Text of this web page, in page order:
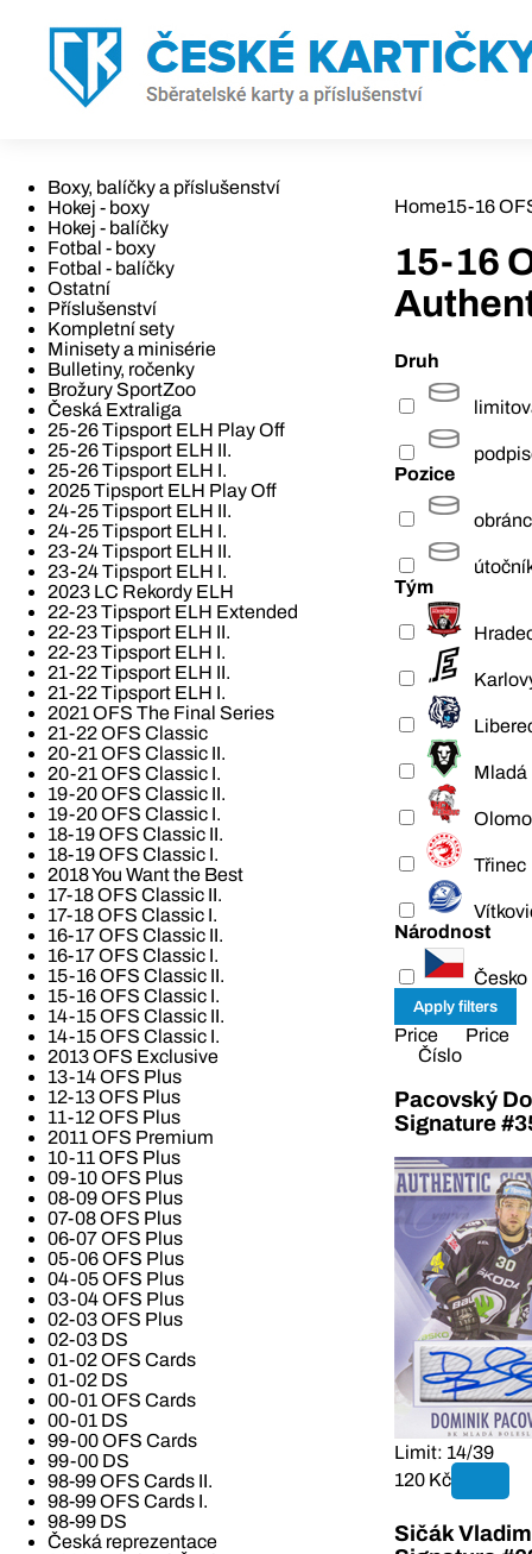
Boxy, balíčky a příslušenství
Hokej - boxy
Hokej - balíčky
Fotbal - boxy
Fotbal - balíčky
Ostatní
Příslušenství
Kompletní sety
Minisety a minisérie
Bulletiny, ročenky
Brožury SportZoo
Česká Extraliga
25-26 Tipsport ELH Play Off
25-26 Tipsport ELH II.
25-26 Tipsport ELH I.
2025 Tipsport ELH Play Off
24-25 Tipsport ELH II.
24-25 Tipsport ELH I.
23-24 Tipsport ELH II.
23-24 Tipsport ELH I.
2023 LC Rekordy ELH
22-23 Tipsport ELH Extended
22-23 Tipsport ELH II.
22-23 Tipsport ELH I.
21-22 Tipsport ELH II.
21-22 Tipsport ELH I.
2021 OFS The Final Series
21-22 OFS Classic
20-21 OFS Classic II.
20-21 OFS Classic I.
19-20 OFS Classic II.
19-20 OFS Classic I.
18-19 OFS Classic II.
18-19 OFS Classic I.
2018 You Want the Best
17-18 OFS Classic II.
17-18 OFS Classic I.
16-17 OFS Classic II.
16-17 OFS Classic I.
15-16 OFS Classic II.
15-16 OFS Classic I.
14-15 OFS Classic II.
14-15 OFS Classic I.
2013 OFS Exclusive
13-14 OFS Plus
12-13 OFS Plus
11-12 OFS Plus
2011 OFS Premium
10-11 OFS Plus
09-10 OFS Plus
08-09 OFS Plus
07-08 OFS Plus
06-07 OFS Plus
05-06 OFS Plus
04-05 OFS Plus
03-04 OFS Plus
02-03 OFS Plus
02-03 DS
01-02 OFS Cards
01-02 DS
00-01 OFS Cards
00-01 DS
99-00 OFS Cards
99-00 DS
98-99 OFS Cards II.
98-99 OFS Cards I.
98-99 DS
Česká reprezentace
Home15-16
15-16
Druh
Pozice
Tým
Mladá
Třinec
Národnost
Česko
Price
Price
Číslo
Pacovský
Signature
Limit: 14/39
120 Kč
Sičák